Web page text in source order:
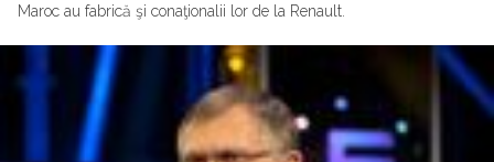
Maroc au fabrică şi conaţionalii lor de la Renault.